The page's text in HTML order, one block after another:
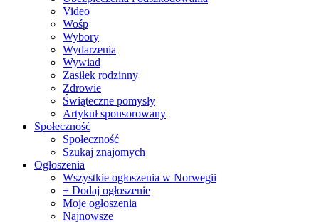
Video
Wośp
Wybory
Wydarzenia
Wywiad
Zasiłek rodzinny
Zdrowie
Świąteczne pomysły
Artykuł sponsorowany
Społeczność
Społeczność
Szukaj znajomych
Ogłoszenia
Wszystkie ogłoszenia w Norwegii
+ Dodaj ogłoszenie
Moje ogłoszenia
Najnowsze